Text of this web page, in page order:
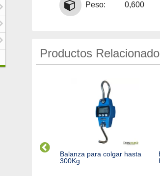
Peso: 0,600
Productos
colgar hasta
Balanza para colgar hasta
300Kg